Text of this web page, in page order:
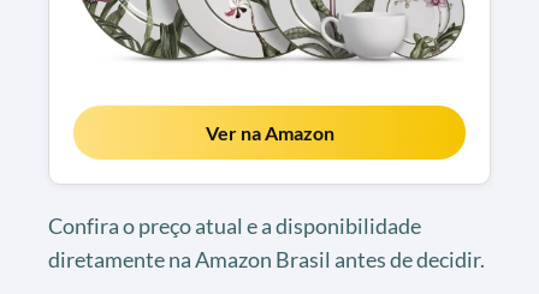
Ver na Amazon
Confira o preço atual e a disponibilidade
diretamente na Amazon Brasil antes de decidir.